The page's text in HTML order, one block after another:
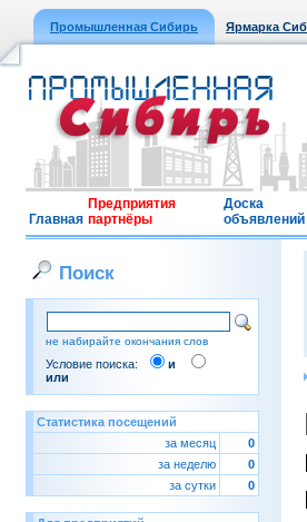
Промышленная Сибирь Ярмарка
Главная
Предприятия
партнёры
Доска
объявлений
Поиск
не набирайте окончания слов
Условие поиска:
и
или
Статистика посещений
за месяц
0
за неделю
0
за сутки
0